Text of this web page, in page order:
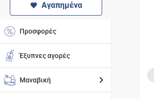
Αγαπημένα
Προσφορές
Έξυπνες αγορές
Μαναβική